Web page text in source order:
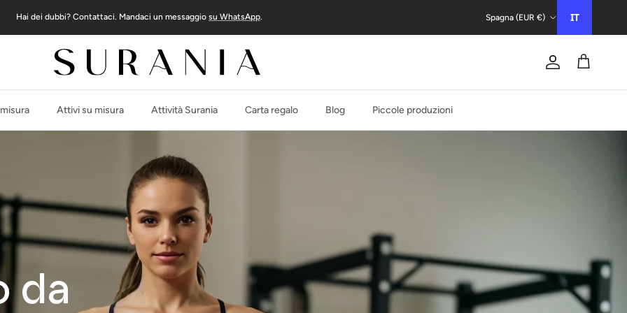
Hai dei dubbi? Contattaci. Mandaci un messaggio su WhatsApp. Spagna (EUR €) IT
ContoCarrello
Attivi su misura Attività Surania Carta regalo Blog Piccole produzioni
da